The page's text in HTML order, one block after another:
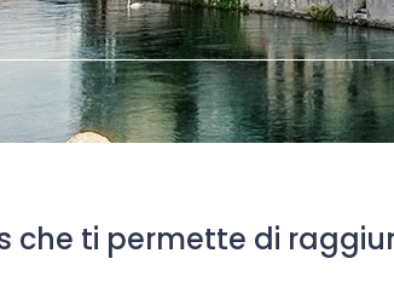
che ti permette di